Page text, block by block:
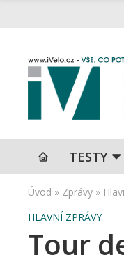
TESTY
Úvod » Zprávy »
HLAVNÍ ZPRÁVY
Tour